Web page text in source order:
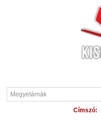
Címszó: